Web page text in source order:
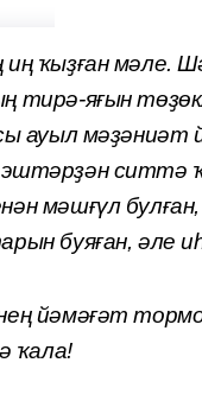
ҡыҙған мәле.
тирә-яғын
ауыл мәҙәниәт
ситтә
мәшғүл
буяған, әле
йәмәғәт
ҡала!